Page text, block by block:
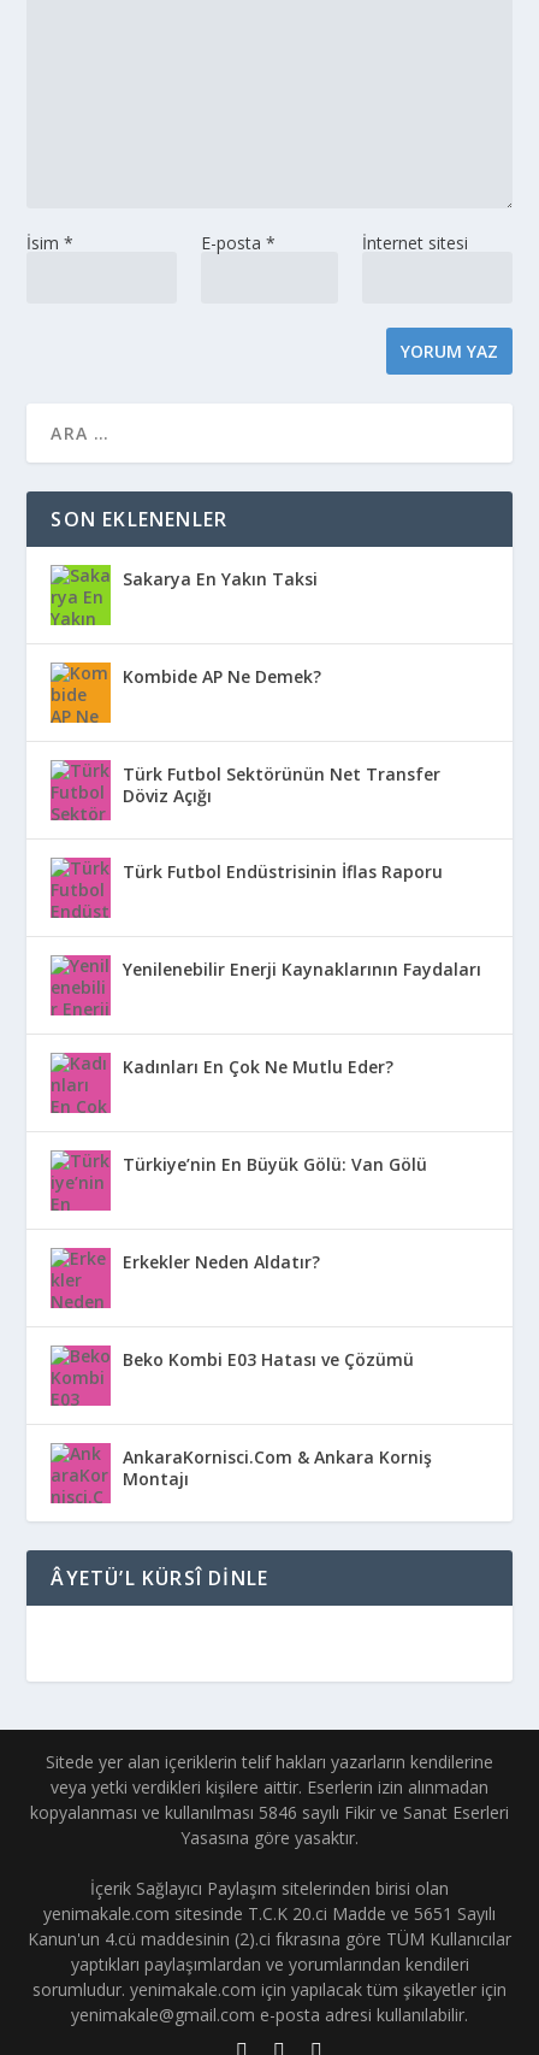
İsim* E-posta * İnternet sitesi
SON EKLENENLER
Sakarya En Yakın Taksi
Kombide AP Ne Demek?
Türk Futbol Sektörünün Net Transfer
Döviz Açığı
Türk Futbol Endüstrisinin İflas Raporu
Yenilenebilir Enerji Kaynaklarının Faydaları
Kadınları En Çok Ne Mutlu Eder?
Türkiye’nin En Büyük Gölü: Van Gölü
Erkekler Neden Aldatır?
Beko Kombi E03 Hatası ve Çözümü
AnkaraKornisci.Com & Ankara Korniş
Montajı
ÂYETÜ’L KÜRSÎ DINLE
Sitede yer alan içeriklerin telif hakları yazarların kendilerine
veya yetki verdikleri kişilere aittir. Eserlerin izin alınmadan
kopyalanması ve kullanılması 5846 sayılı Fikir ve Sanat Eserleri
Yasasına göre yasaktır.
İçerik Sağlayıcı Paylaşım sitelerinden birisi olan
yenimakale.com sitesinde T.C.K 20.ci Madde ve 5651 Sayılı
Kanun'un 4.cü maddesinin (2).ci fıkrasına göre TÜM Kullanıcılar
yaptıkları paylaşımlardan ve yorumlarından kendileri
sorumludur. yenimakale.com için yapılacak tüm şikayetler için
yenimakale@gmail.com e-posta adresi kullanılabilir.